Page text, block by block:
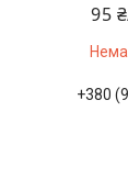
95
+380